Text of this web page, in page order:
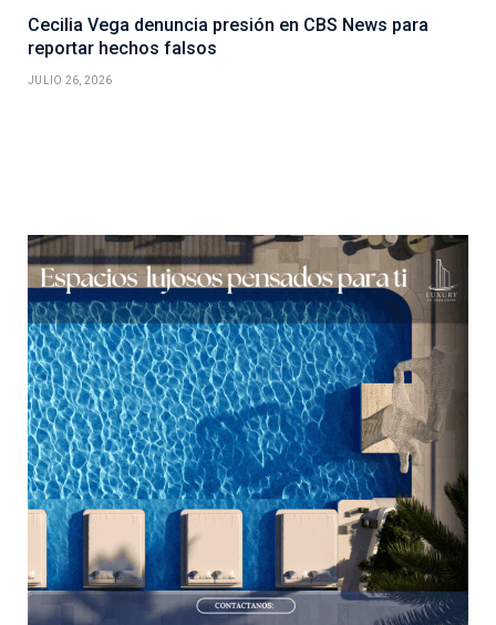
Cecilia Vega denuncia presión en CBS News para
reportar hechos falsos
JULIO 26, 2026